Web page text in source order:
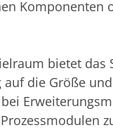
Komponenten
bietet das
auf die Größe